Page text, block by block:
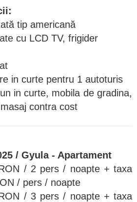
tip americană
cu LCD TV, frigider
in curte pentru 1 autoturis
in curte, mobila de gradina,
contra cost
/ Gyula - Apartament
/ 2 pers / noapte + taxa
/ pers / noapte
/ 3 pers / noapte + taxa